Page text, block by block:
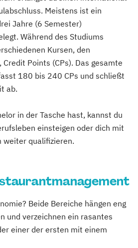
Meistens ist ein
Jahre (6 Semester)
Während des Studiums
Kursen, den
Points (CPs). Das gesamte
180 bis 240 CPs und schließt
ab.
in der Tasche hast, kannst du
einsteigen oder dich mit
weiter qualifizieren.
Beide Bereiche hängen eng
und verzeichnen ein rasantes
einer der ersten mit einem